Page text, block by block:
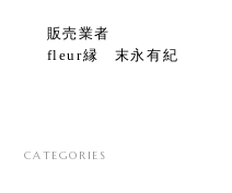
販売業者
fleur縁 末永有紀
CATEGORIES